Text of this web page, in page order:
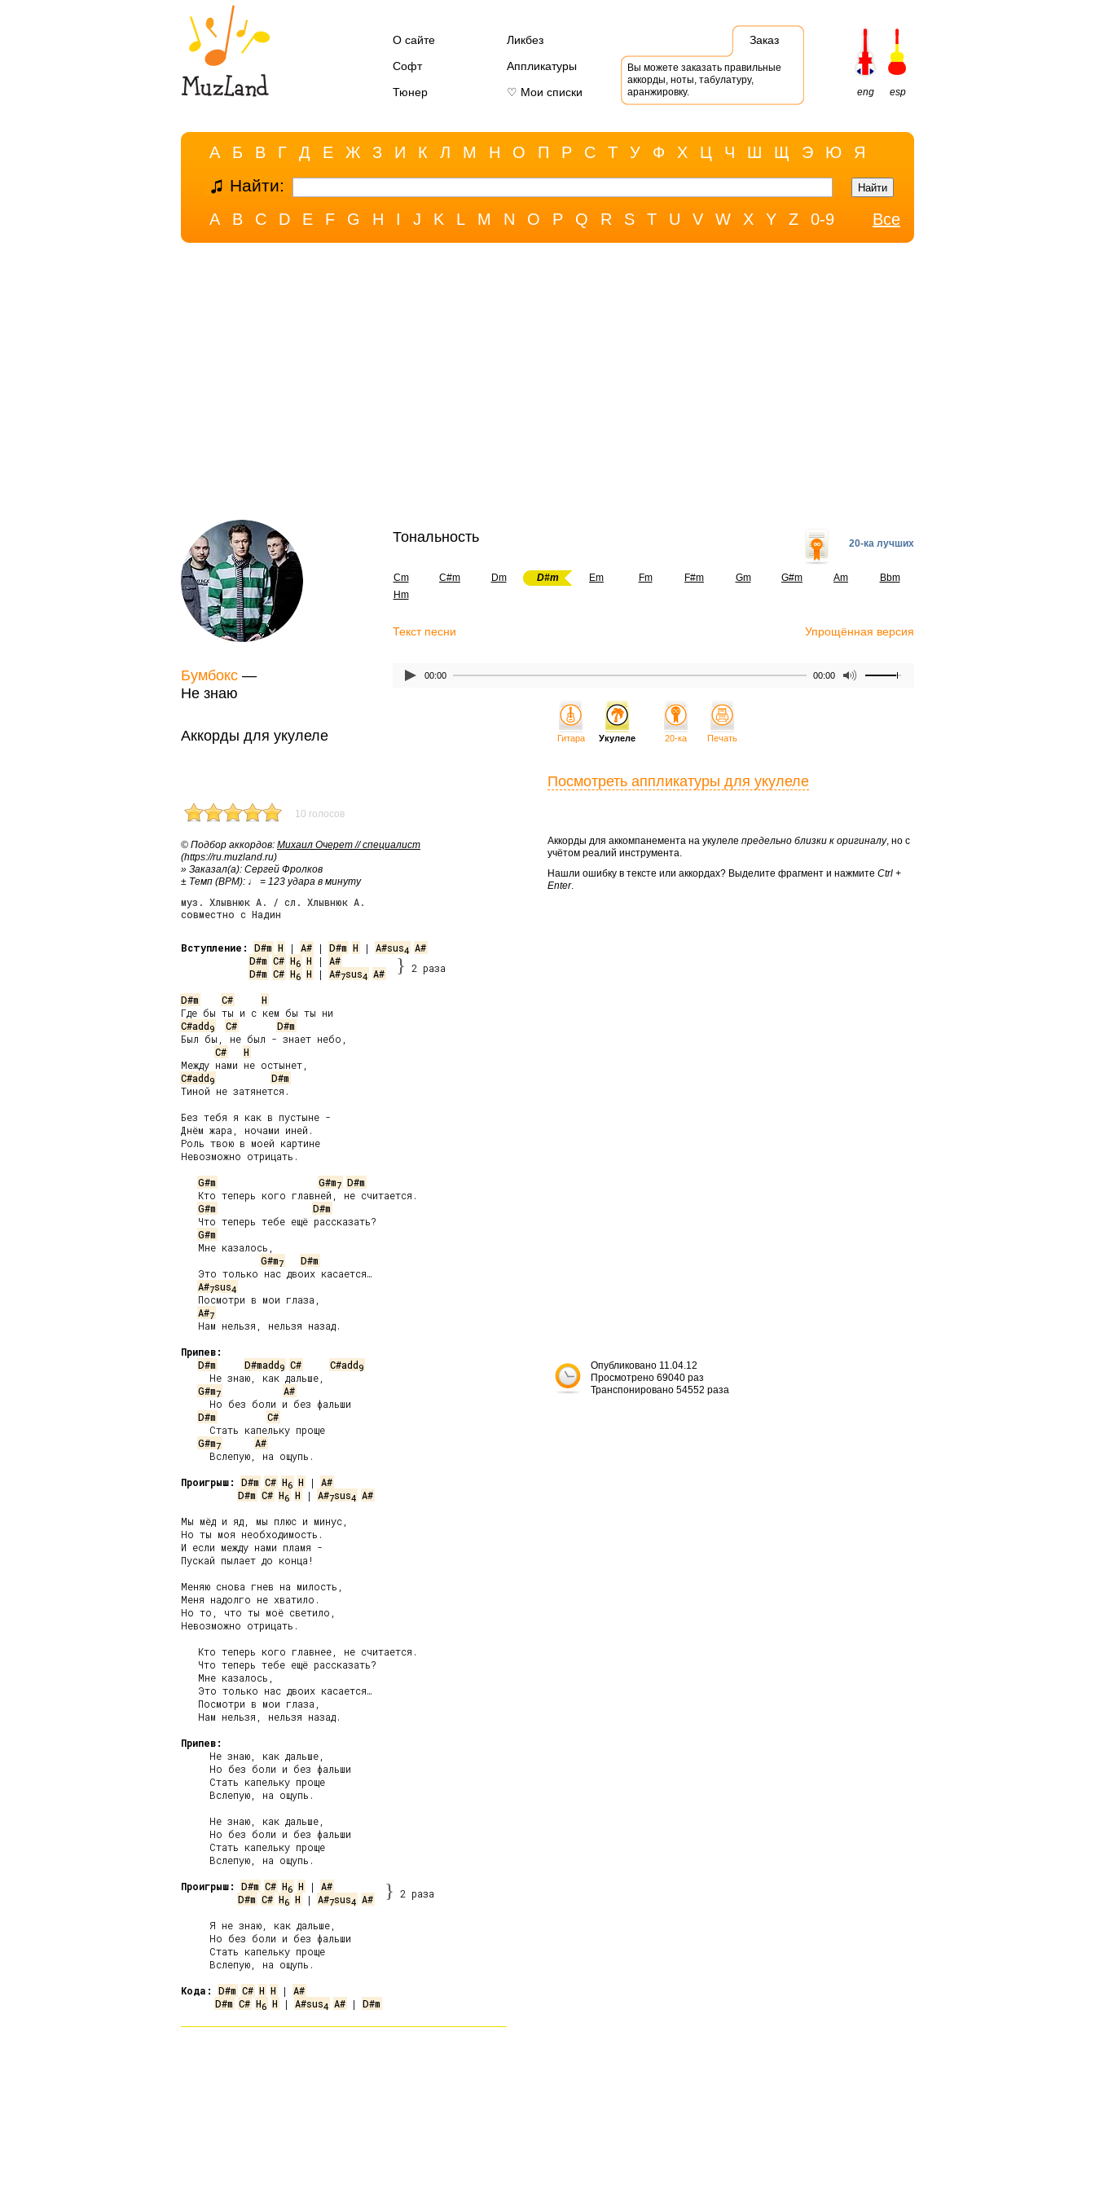
О сайте
Ликбез
Софт
Аппликатуры
Тюнер
♡ Мои списки
Заказ
Вы можете заказать правильные
аккорды, ноты, табулатуру,
аранжировку.
eng esp
А Б В Г Д Е Ж З И К Л М Н О П Р С Т У Ф Х Ц Ч Ш Щ Э Ю Я
Найти:
A B C D E F G H I J K L M N O P Q R S T U V W X Y Z 0-9 Все
Бумбокс —
Не знаю
Тональность 20-ка лучших
Cm C#m Dm D#m Em Fm F#m Gm G#m Am
Bbm
Hm
Текст песни Упрощённая версия
00:00 00:00
Аккорды для укулеле
10 голосов
© Подбор аккордов: Михаил Очерет // специалист
(https://ru.muzland.ru)
» Заказал(а): Сергей Фролков
± Темп (BPM): ♩ = 123 удара в минуту
муз. Хлывнюк А. / сл. Хлывнюк А.
совместно с Надин
Вступление: D#m H | A# | D#m H | A#sus4 A#
D#m C# H6 H | A#
D#m C# H6 H | A#7sus4 A# } 2 раза
D#m C#
H
C#add9 C#
D#m
Был бы, не был - знает небо,
C#
H
C#add9
D#m
Тиной не затянется.
Без тебя я как в пустыне -
Днём жара, ночами иней.
Роль твою в моей картине
Невозможно отрицать.
G#m
G#m7 D#m
   Кто теперь кого главней, не считается.
G#m
D#m
   Что теперь тебе ещё рассказать?
G#m
   Мне казалось,
G#m7
D#m
   Это только нас двоих касается…
A#7sus4
   Посмотри в мои глаза,
A#7
   Нам нельзя, нельзя назад.
Припев:
D#m
D#madd9 C# C#add9
     Не знаю, как дальше,
G#m7
A#
     Но без боли и без фальши
D#m
C#
     Стать капельку проще
G#m7
A#
     Вслепую, на ощупь.
Проигрыш:
D#m C# H6 H | A#
D#m C# H6 H | A#7sus4 A#
Мы мёд и яд, мы плюс и минус,
Но ты моя необходимость.
И если между нами пламя -
Пускай пылает до конца!
Меняю снова гнев на милость,
Меня надолго не хватило.
Но то, что ты моё светило,
Невозможно отрицать.
   Кто теперь кого главнее, не считается.
   Что теперь тебе ещё рассказать?
   Мне казалось,
   Это только нас двоих касается…
   Посмотри в мои глаза,
   Нам нельзя, нельзя назад.
Припев:
     Не знаю, как дальше,
     Но без боли и без фальши
     Стать капельку проще
     Вслепую, на ощупь.
     Не знаю, как дальше,
     Но без боли и без фальши
     Стать капельку проще
     Вслепую, на ощупь.
Проигрыш:
D#m C# H6 H | A#
D#m C# H6 H | A#7sus4 A# } 2 раза
     Я не знаю, как дальше,
     Но без боли и без фальши
     Стать капельку проще
     Вслепую, на ощупь.
Кода:
D#m C# H H | A#
D#m C# H6 H | A#sus4 A# | D#m
Гитара Укулеле 20-ка Печать
Посмотреть аппликатуры для укулеле
Аккорды для аккомпанемента на укулеле предельно близки к оригиналу, но с
учётом реалий инструмента.
Нашли ошибку в тексте или аккордах? Выделите фрагмент и нажмите Ctrl +
Enter.
Опубликовано 11.04.12
Просмотрено 69040 раз
Транспонировано 54552 раза